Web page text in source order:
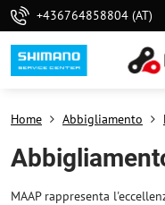
+436764858804 (AT)
Home Abbigliamento
MAAP rappresenta